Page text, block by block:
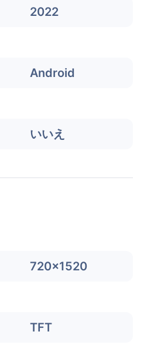
2022
Android
いいえ
720x1520
TFT